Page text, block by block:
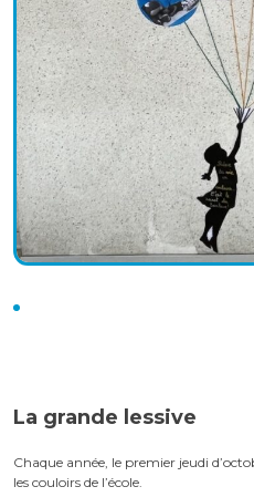
La grande lessive
Chaque année, le premier jeudi
les couloirs de l’école.